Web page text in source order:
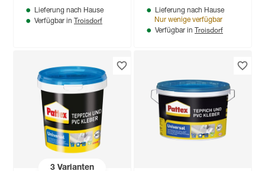
Lieferung nach Hause
Verfügbar in Troisdorf
Lieferung nach Hause
Nur wenige verfügbar
Verfügbar in Troisdorf
3Varianten